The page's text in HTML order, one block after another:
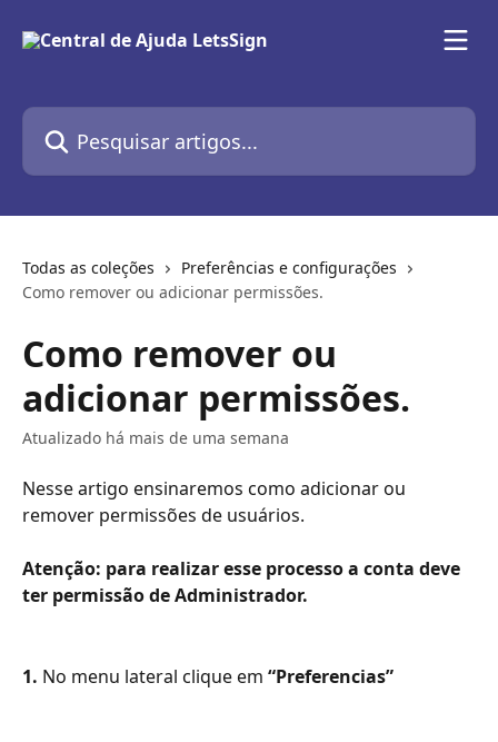
Pesquisar artigos...
Todas as coleções
Preferências e configurações
Como remover ou adicionar permissões.
Como remover ou
adicionar permissões.
Atualizado há mais de uma semana
Nesse artigo ensinaremos como adicionar ou
remover permissões de usuários.
Atenção: para realizar esse processo a conta deve
ter permissão de Administrador.
1. No menu lateral clique em “Preferencias”